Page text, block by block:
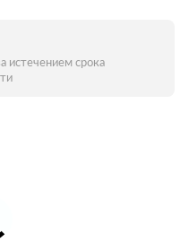
истечением срока